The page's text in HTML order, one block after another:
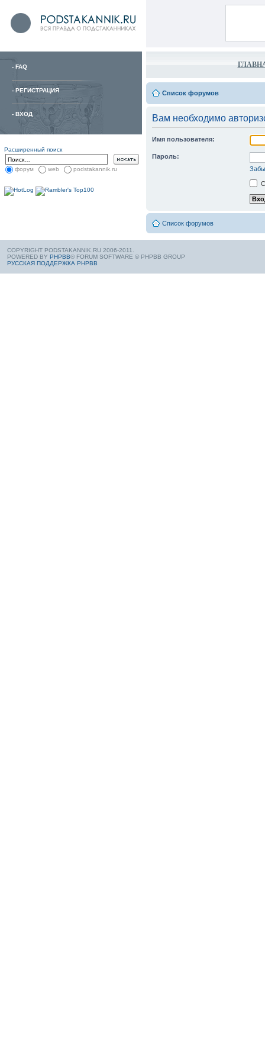
- FAQ
- РЕГИСТРАЦИЯ
- ВХОД
Расширенный поиск
форум web podstakannik.ru
Список форумов
Вам необходимо
Имя пользователя:
Пароль:
Список форумов
COPYRIGHT PODSTAKANNIK.RU 2006-2011.
POWERED BY PHPBB® FORUM SOFTWARE © PHPBB GROUP
РУССКАЯ ПОДДЕРЖКА PHPBB